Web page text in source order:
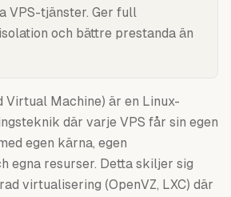
VPS-tjänster. Ger full
och bättre prestanda än
Virtual Machine) är en Linux-
där varje VPS får sin egen
egen kärna, egen
egna resurser. Detta skiljer sig
virtualisering (OpenVZ, LXC) där